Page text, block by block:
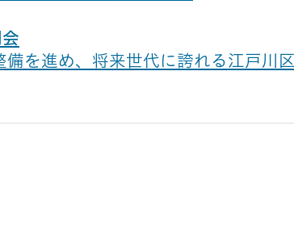
を進め、将来世代に誇れる江戸川区